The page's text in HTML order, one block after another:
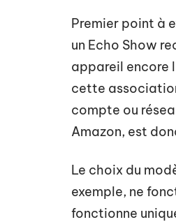
Premier point à
un Echo Show
appareil encore
cette
compte ou
Amazon, est
Le choix du
exemple, ne
fonctionne